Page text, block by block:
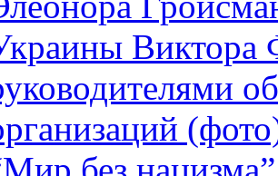
Виктора